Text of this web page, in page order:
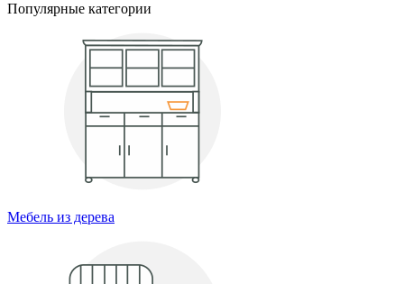
Популярные категории
Мебель из дерева